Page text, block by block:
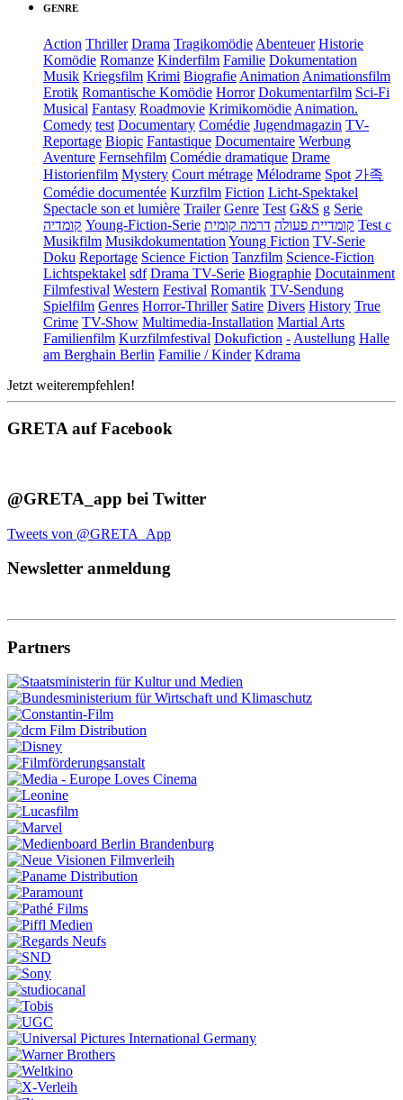
GENRE
Action Thriller Drama Tragikomödie Abenteuer Historie
Komödie Romanze Kinderfilm Familie Dokumentation
Musik Kriegsfilm Krimi Biografie Animation Animationsfilm
Erotik Romantische Komödie Horror Dokumentarfilm Sci-Fi
Musical Fantasy Roadmovie Krimikomödie Animation.
Comedy test Documentary Comédie Jugendmagazin TV-
Reportage Biopic Fantastique Documentaire Werbung
Aventure Fernsehfilm Comédie dramatique Drame
Historienfilm Mystery Court métrage Mélodrame Spot 가족
Comédie documentée Kurzfilm Fiction Licht-Spektakel
Spectacle son et lumière Trailer Genre Test G&S g Serie
קומדיה Young-Fiction-Serie קומדיית פעולה דרמה קומית
Test c
Musikfilm Musikdokumentation Young Fiction TV-Serie
Doku Reportage Science Fiction Tanzfilm Science-Fiction
Lichtspektakel sdf Drama TV-Serie Biographie Docutainment
Filmfestival Western Festival Romantik TV-Sendung
Spielfilm Genres Horror-Thriller Satire Divers History True
Crime TV-Show Multimedia-Installation Martial Arts
Familienfilm Kurzfilmfestival Dokufiction - Austellung Halle
am Berghain Berlin Familie / Kinder Kdrama
Jetzt weiterempfehlen!
GRETA auf Facebook
@GRETA_app bei Twitter
Tweets von @GRETA_App
Newsletter anmeldung
Partners